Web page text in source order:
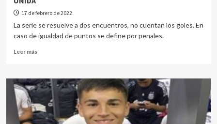
17 de febrero de 2022
La serie se resuelve a dos encuentros, no cuentan los goles. En
caso de igualdad de puntos se define por penales.
Leer más